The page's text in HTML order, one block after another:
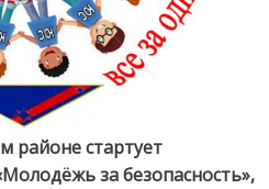
районе стартует
за безопасность»,